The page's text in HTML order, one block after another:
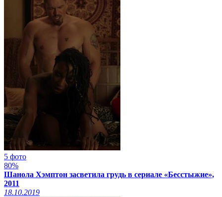
5 фото
80%
Шанола Хэмптон засветила грудь в сериале «Бесстыжие»,
2011
18.10.2019